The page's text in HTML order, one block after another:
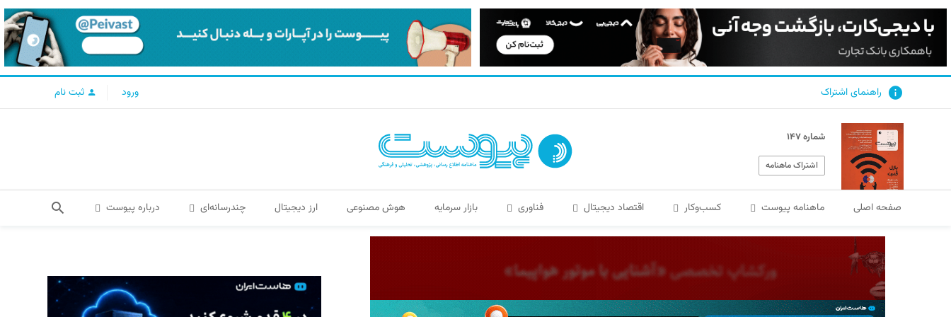
راهنمای اشتراک ورود ثبت نام
شماره ۱۴۷
اشتراک ماهنامه
صفحه اصلی ماهنامه پیوست کسب‌و‌کار اقتصاد دیجیتال فناوری بازار سرمایه هوش مصنوعی ارز دیجیتال چندرسانه‌ای درباره پیوست